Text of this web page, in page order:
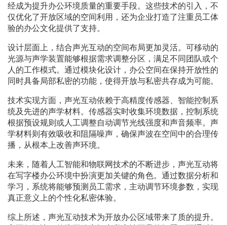
经成为提升办公环境质量的重要手段。这些技术的引入，不
仅优化了开放区域的空间利用，还为企业打造了注重员工体
验的办公文化提供了支持。
设计层面上，结合声光互动的空间布局更加灵活。可移动的
光源与声学装置能够根据需求调整分区，满足不同团队或个
人的工作模式。通过模块化设计，办公空间在保持开放性的
同时具备局部私密的功能，使得开放与私密共存成为可能。
技术实现方面，声光互动依赖于高精度传感器、智能控制系
统及先进的声学材料。传感器实时收集环境数据，控制系统
根据预设规则或人工调整自动调节光线强度和声音频率。声
学材料则有效吸收和阻隔噪声，确保声波在空间中的合理传
播，从根本上改善声环境。
未来，随着人工智能和物联网技术的不断进步，声光互动将
在写字楼办公环境中扮演更加关键的角色。通过数据分析和
学习，系统将能够预测员工需求，主动调节环境参数，实现
真正意义上的个性化私密体验。
综上所述，声光互动技术为开放办公区域带来了质的提升。